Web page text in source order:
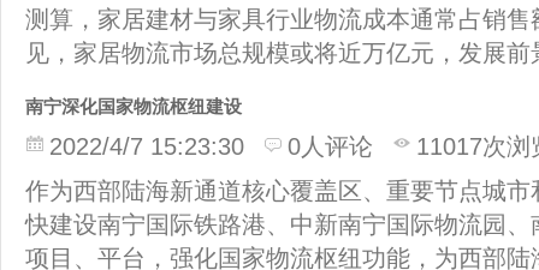
测算，家居建材与家具行业物流成本通常占销
见，家居物流市场总规模或将近万亿元，发展
南宁深化国家物流枢纽建设
2022/4/7 15:23:30 0人评论
11017次浏
作为西部陆海新通道核心覆盖区、重要节点城
快建设南宁国际铁路港、中新南宁国际物流园
项目、平台，强化国家物流枢纽功能，为西部